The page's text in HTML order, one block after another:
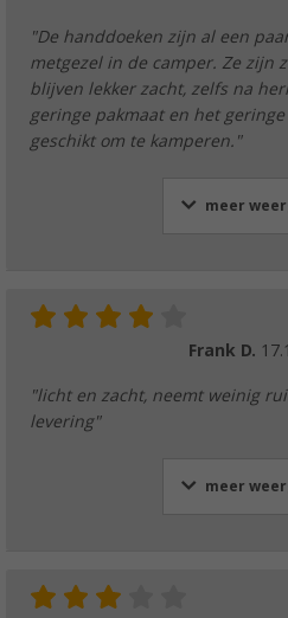
"De handdoeken zijn al een
metgezel in de camper. Ze zijn
blijven lekker zacht, zelfs na
geringe pakmaat en het
geschikt om te kamperen."
meer
Frank D.
"licht en zacht, neemt weinig
levering"
meer